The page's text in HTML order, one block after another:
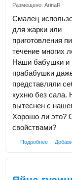
Размещено: ArinaR
Смалец
для жарки или
приготовления
течение многих
Наши бабушки и
прабабушки
представляли
кухню без сала.
вытеснен с
Хорошо ли это?
свойствами?
Подробнее